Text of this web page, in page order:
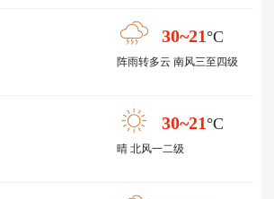
30~21 °C
阵雨转多云 南风三至四级
30~21 °C
晴 北风一二级